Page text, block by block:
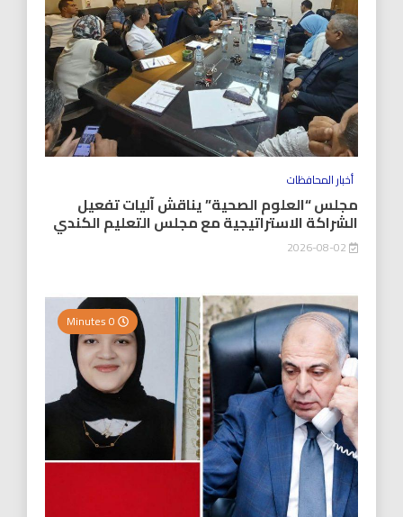
أخبار المحافظات
مجلس “العلوم الصحية” يناقش آليات تفعيل
الشراكة الاستراتيجية مع مجلس التعليم الكندي